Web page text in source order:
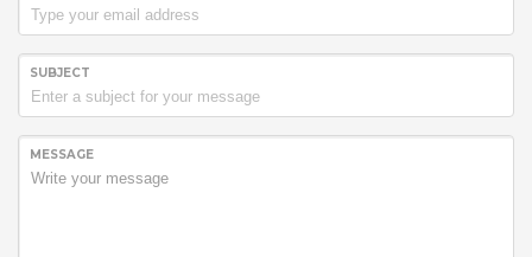
SUBJECT
MESSAGE